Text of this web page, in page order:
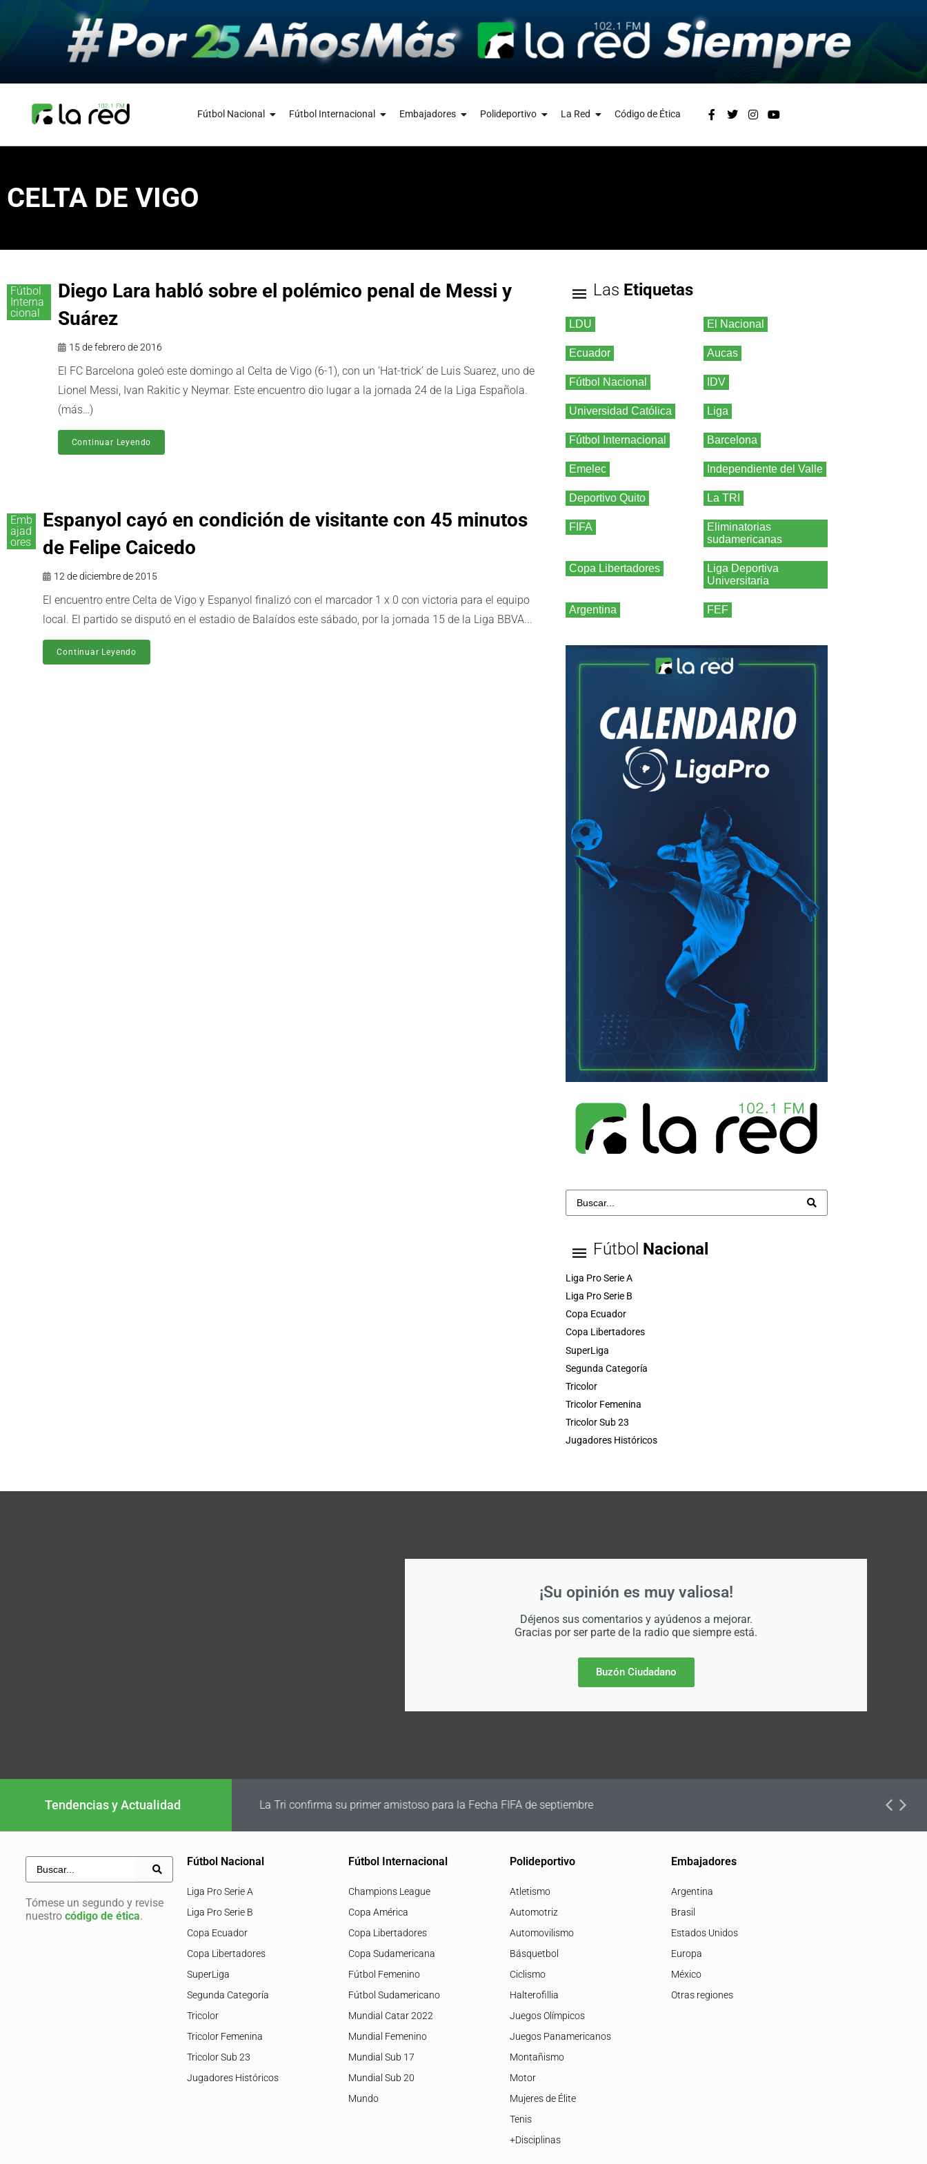
Fútbol Nacional Fútbol Internacional Embajadores Polideportivo La Red Código de Ética
CELTA DE VIGO
Fútbol
Interna
cional
Diego Lara habló sobre el polémico penal de Messi y
Suárez
15 de febrero de 2016
El FC Barcelona goleó este domingo al Celta de Vigo (6-1), con un ‘Hat-trick’ de Luis Suarez, uno de
Lionel Messi, Ivan Rakitic y Neymar. Este encuentro dio lugar a la jornada 24 de la Liga Española.
(más…)
Continuar Leyendo
Emb
ajad
ores
Espanyol cayó en condición de visitante con 45 minutos
de Felipe Caicedo
12 de diciembre de 2015
El encuentro entre Celta de Vigo y Espanyol finalizó con el marcador 1 x 0 con victoria para el equipo
local. El partido se disputó en el estadio de Balaídos este sábado, por la jornada 15 de la Liga BBVA...
Continuar Leyendo
Las Etiquetas
LDU El Nacional
Ecuador Aucas
Fútbol Nacional IDV
Universidad Católica Liga
Fútbol Internacional Barcelona
Emelec Independiente del Valle
Deportivo Quito La TRI
FIFA
Eliminatorias
sudamericanas
Copa Libertadores
Liga Deportiva
Universitaria
Argentina FEF
Fútbol Nacional
Liga Pro Serie A
Liga Pro Serie B
Copa Ecuador
Copa Libertadores
SuperLiga
Segunda Categoría
Tricolor
Tricolor Femenina
Tricolor Sub 23
Jugadores Históricos
¡Su opinión es muy valiosa!
Déjenos sus comentarios y ayúdenos a mejorar.
Gracias por ser parte de la radio que siempre está.
Buzón Ciudadano
Tendencias y Actualidad La Tri confirma su primer amistoso para la Fecha FIFA de septiembre
Tómese un segundo y revise
nuestro código de ética.
Fútbol Nacional
Liga Pro Serie A
Liga Pro Serie B
Copa Ecuador
Copa Libertadores
SuperLiga
Segunda Categoría
Tricolor
Tricolor Femenina
Tricolor Sub 23
Jugadores Históricos
Fútbol Internacional
Champions League
Copa América
Copa Libertadores
Copa Sudamericana
Fútbol Femenino
Fútbol Sudamericano
Mundial Catar 2022
Mundial Femenino
Mundial Sub 17
Mundial Sub 20
Mundo
Polideportivo
Atletismo
Automotriz
Automovilismo
Básquetbol
Ciclismo
Halterofillia
Juegos Olímpicos
Juegos Panamericanos
Montañismo
Motor
Mujeres de Élite
Tenis
+Disciplinas
Embajadores
Argentina
Brasil
Estados Unidos
Europa
México
Otras regiones